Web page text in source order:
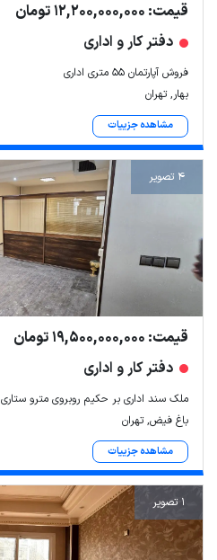
قیمت: 12,200,000,000 تومان
دفتر کار و اداری
فروش آپارتمان ۵۵ متری اداری
بهار, تهران
مشاهده جزییات
4 تصویر
قیمت: 19,500,000,000 تومان
دفتر کار و اداری
ملک سند اداری بر حکیم روبروی مترو ستاری
باغ فیض, تهران
مشاهده جزییات
1 تصویر